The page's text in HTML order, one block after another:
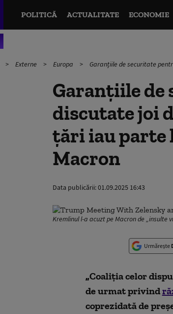
POLITICĂ ACTUALITATE ECONOMIE
Externe Europa Garanțiile de securitate
Garanțiile de
discutate joi
țări iau parte
Macron
Data publicării:01.09.2025 16:43
Kremlinul l-a acuzt pe Macron de „insulte
Urmărește
„Coaliția celor
de urmat privind
coprezidată de